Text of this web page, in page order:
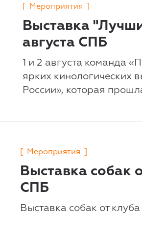
Мероприятия
Выставка
августа СПБ
1 и 2 августа команда
ярких кинологических
России», которая
Мероприятия
Выставка собак
СПБ
Выставка собак от